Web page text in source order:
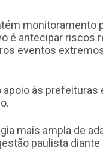
monitoramento
é antecipar riscos
eventos
apoio às prefeituras
mais ampla de
paulista diante